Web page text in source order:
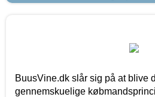
BuusVine.dk slår sig på at blive
gennemskuelige